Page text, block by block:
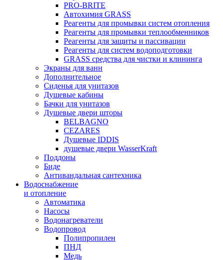
PRO-BRITE
Автохимия GRASS
Реагенты для промывки систем отопления
Реагенты для промывки теплообменников
Реагенты для защиты и пассивации
Реагенты для систем водоподготовки
GRASS средства для чистки и клининга
Экраны для ванн
Дополнительное
Сиденья для унитазов
Душевые кабины
Бачки для унитазов
Душевые двери шторы
BELBAGNO
CEZARES
Душевые IDDIS
душевые двери WasserKraft
Поддоны
Биде
Антивандальная сантехника
Водоснабжение
и отопление
Автоматика
Насосы
Водонагреватели
Водопровод
Полипропилен
ПНД
Медь